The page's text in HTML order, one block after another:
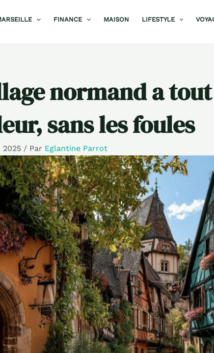
FINANCE MAISON LIFESTYLE
normand a
sans les foules
2025 / Par Eglantine Parrot